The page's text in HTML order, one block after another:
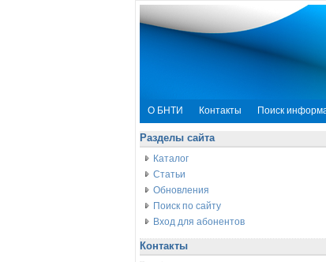
О БНТИ Контакты Поиск
Разделы сайта
Каталог
Статьи
Обновления
Поиск по сайту
Вход для абонентов
Контакты